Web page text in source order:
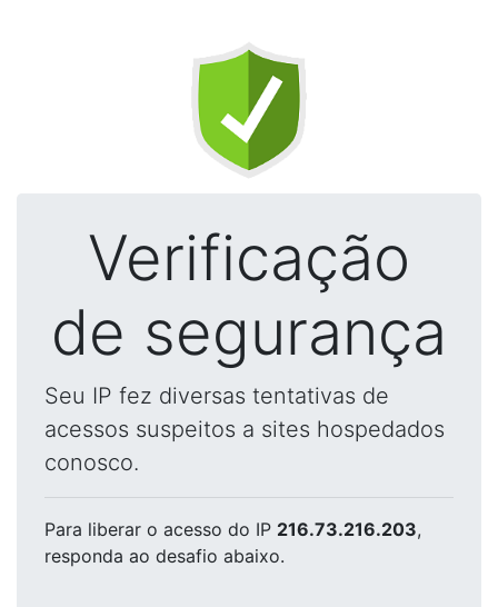
Verificação
de segurança
Seu IP fez diversas tentativas de
acessos suspeitos a sites hospedados
conosco.
Para liberar o acesso do IP 216.73.216.203,
responda ao desafio abaixo.